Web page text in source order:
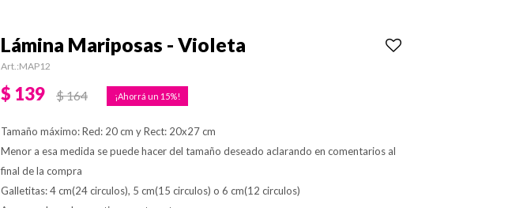
Lámina Mariposas - Violeta
MAP12
$ 139 $164 15
Tamaño máximo: Red: 20 cm y Rect: 20x27 cm
Menor a esa medida se puede hacer del tamaño deseado aclarando en comentarios al
final de la compra
Galletitas: 4 cm(24 circulos), 5 cm(15 circulos) o 6 cm(12 circulos)